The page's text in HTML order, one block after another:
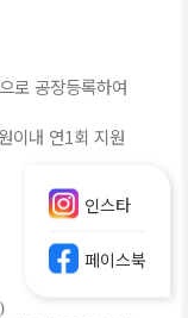
로 공장등록하여
이내 연1회 지원
인스타
페이스북